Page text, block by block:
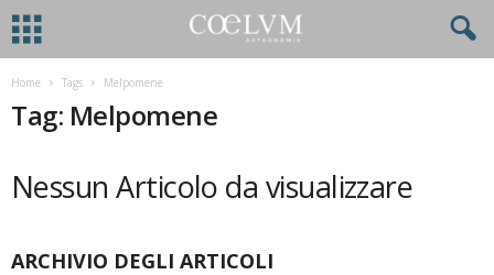
Home Tags Melpomene
Tag: Melpomene
Nessun Articolo da visualizzare
ARCHIVIO DEGLI ARTICOLI